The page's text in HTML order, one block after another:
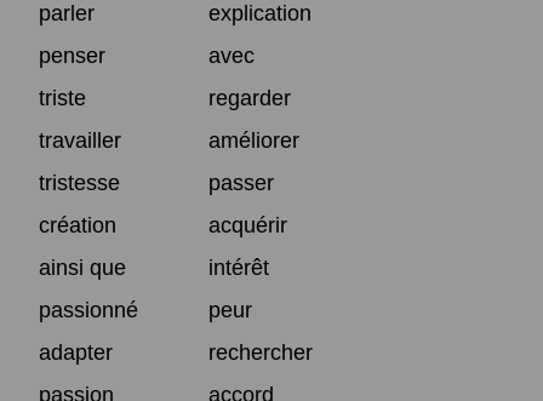
parler
explication
penser
avec
triste
regarder
travailler
améliorer
tristesse
passer
création
acquérir
ainsi que
intérêt
passionné
peur
adapter
rechercher
passion
accord